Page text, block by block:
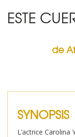
ESTE
de
SYNOPSIS
L’actrice